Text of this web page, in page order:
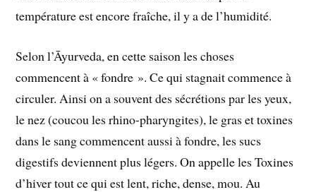
température est encore fraîche, il y a de l’humidité.
Selon l’Āyurveda, en cette saison les choses
commencent à « fondre ». Ce qui stagnait commence à
circuler. Ainsi on a souvent des sécrétions par les yeux,
le nez (coucou les rhino-pharyngites), le gras et toxines
dans le sang commencent aussi à fondre, les sucs
digestifs deviennent plus légers. On appelle les Toxines
d’hiver tout ce qui est lent, riche, dense, mou. Au